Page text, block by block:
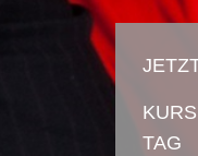
KURS
TAG